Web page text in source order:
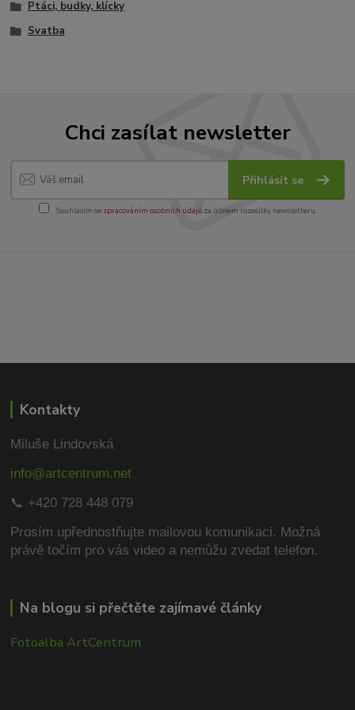
Ptáci, budky, klícky
Svatba
Chci zasílat newsletter
Přihlásit se
Souhlasím se zpracováním osobních údajůza účelem rozesílky newsletteru.
Kontakty
Miluše Lindovská
info@artcentrum.net
📞 +420 728 448 079
Prosím upřednostňujte mailovou komunikaci. Možná
právě točím pro vás video a nemůžu zvedat telefon.
Na blogu si přečtěte zajímavé články
Fotoalba ArtCentrum